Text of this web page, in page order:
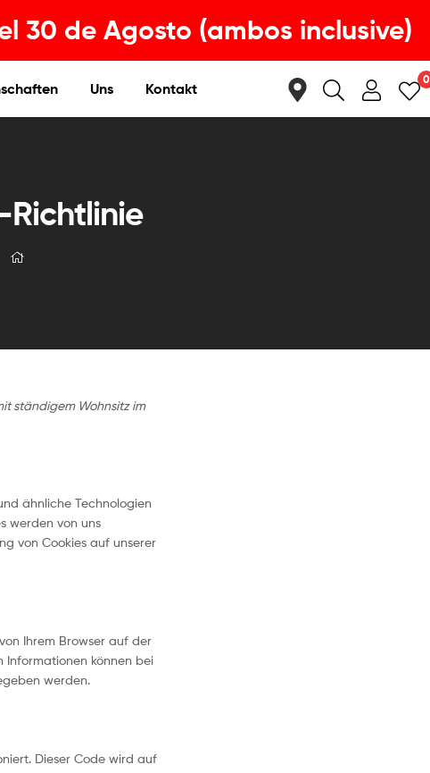
30 de Agosto (ambos inclusive)
Uns Kontakt
0
ständigem Wohnsitz im
ähnliche Technologien
werden von uns
von Cookies auf unserer
Ihrem Browser auf der
Informationen können bei
werden.
Dieser Code wird auf